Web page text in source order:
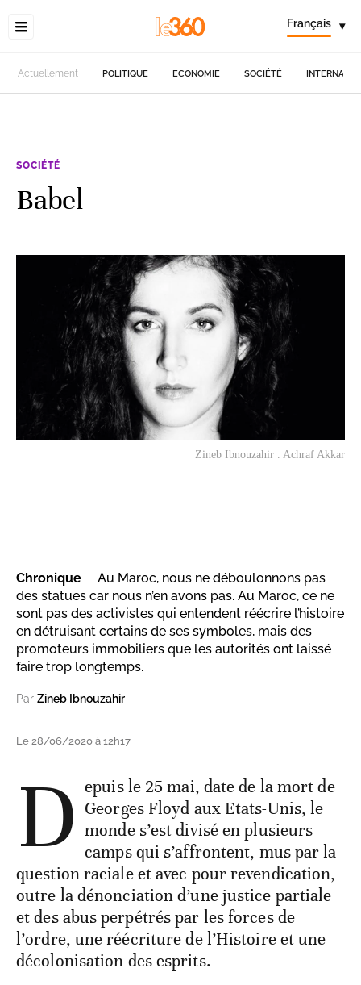
Français ▾
Actuellement POLITIQUE ECONOMIE SOCIÉTÉ
SOCIÉTÉ
Babel
Zineb Ibnouzahir . Achraf Akkar
Chronique
Au Maroc, nous ne déboulonnons pas
des statues car nous n’en avons pas. Au Maroc, ce ne
sont pas des activistes qui entendent réécrire l’histoire
en détruisant certains de ses symboles, mais des
promoteurs immobiliers que les autorités ont laissé
faire trop longtemps.
Par Zineb Ibnouzahir
Le 28/06/2020 à 12h17
D epuis le 25 mai, date de la mort de
Georges Floyd aux Etats-Unis, le
monde s’est divisé en plusieurs
camps qui s’affrontent, mus par la
question raciale et avec pour revendication,
outre la dénonciation d’une justice partiale
et des abus perpétrés par les forces de
l’ordre, une réécriture de l’Histoire et une
décolonisation des esprits.